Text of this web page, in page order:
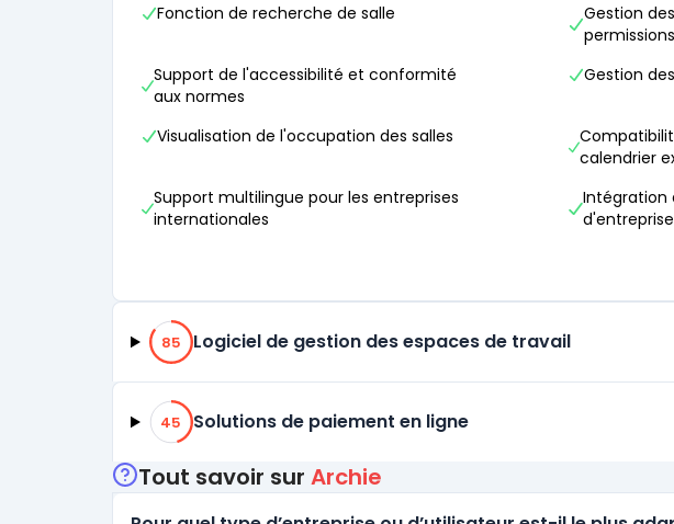
Fonction de recherche de salle
Gestion
permissions
Support de l'accessibilité et conformité
aux normes
Gestion
Visualisation de l'occupation des salles
calendrier
Support multilingue pour les entreprises
internationales
Intégration
d'entreprise
85% de compatibilité
85 Logiciel de gestion des espaces de travail
45% de compatibilité
45 Solutions de paiement en ligne
Tout savoir sur Archie